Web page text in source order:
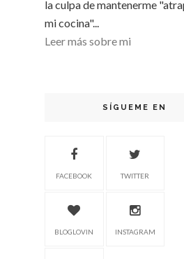
la culpa de mantenerme
mi cocina"...
Leer más sobre mi
SÍGUEME EN
FACEBOOK TWITTER
BLOGLOVIN INSTAGRAM